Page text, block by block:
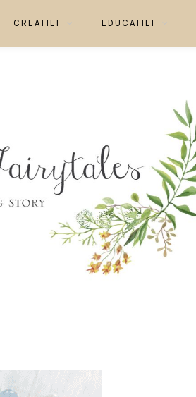
CREATIEF EDUCATIEF